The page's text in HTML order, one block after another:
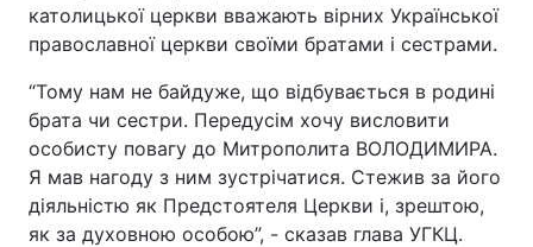
Дніпро Харків
Спорт Наука
Техно і зв'язок Лайт
католицької церкви вважають вірних Української
православної церкви своїми братами і сестрами.
“Тому нам не байдуже, що відбувається в родині
брата чи сестри. Передусім хочу висловити
особисту повагу до Митрополита ВОЛОДИМИРА.
Я мав нагоду з ним зустрічатися. Стежив за його
діяльністю як Предстоятеля Церкви і, зрештою,
як за духовною особою”, - сказав глава УГКЦ.